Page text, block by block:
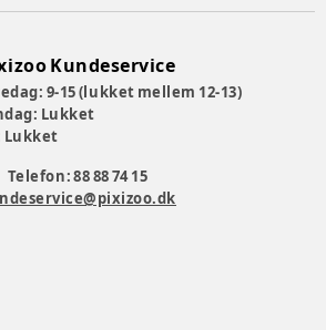
Kundeservice
9-15 (lukket mellem 12-13)
Lukket
Lukket
Telefon: 88 88 74 15